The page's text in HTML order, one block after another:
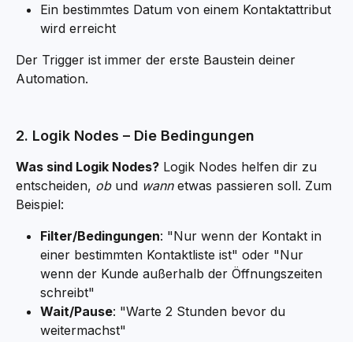
Ein bestimmtes Datum von einem Kontaktattribut
wird erreicht
Der Trigger ist immer der erste Baustein deiner
Automation.
2. Logik Nodes – Die Bedingungen
Was sind Logik Nodes? Logik Nodes helfen dir zu
entscheiden, ob und wann etwas passieren soll. Zum
Beispiel:
Filter/Bedingungen: "Nur wenn der Kontakt in
einer bestimmten Kontaktliste ist" oder "Nur
wenn der Kunde außerhalb der Öffnungszeiten
schreibt"
Wait/Pause: "Warte 2 Stunden bevor du
weitermachst"